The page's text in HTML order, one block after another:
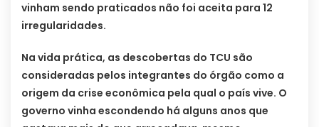
vinham sendo praticados não foi aceita para 12
irregularidades.
Na vida prática, as descobertas do TCU são
consideradas pelos integrantes do órgão como a
origem da crise econômica pela qual o país vive. O
governo vinha escondendo há alguns anos que